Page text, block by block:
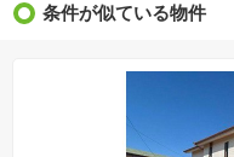
※価格更新：物件価格が変更された日か
※建築条件土地の情報内に掲載されて
※土地（建築条件なし）で「建物プラ
負会社によるもので、当該建築請負会
とは限りません。また建築請負会社を
条件が似ている物件